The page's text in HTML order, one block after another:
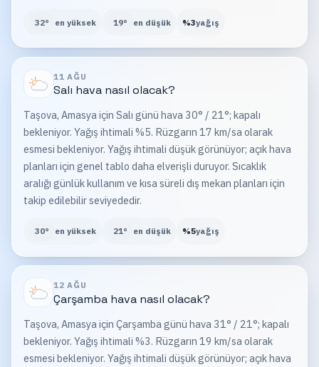
32° en yüksek 19° en düşük %3yağış
11 AĞU
Salı hava nasıl olacak?
Taşova, Amasya için Salı günü hava 30° / 21°; kapalı
bekleniyor. Yağış ihtimali %5. Rüzgarın 17 km/sa olarak
esmesi bekleniyor. Yağış ihtimali düşük görünüyor; açık hava
planları için genel tablo daha elverişli duruyor. Sıcaklık
aralığı günlük kullanım ve kısa süreli dış mekan planları için
takip edilebilir seviyededir.
30° en yüksek 21° en düşük %5yağış
12 AĞU
Çarşambahava nasıl olacak?
Taşova, Amasya için Çarşamba günü hava 31° / 21°; kapalı
bekleniyor. Yağış ihtimali %3. Rüzgarın 19 km/sa olarak
esmesi bekleniyor. Yağış ihtimali düşük görünüyor; açık hava